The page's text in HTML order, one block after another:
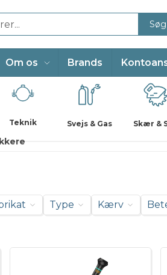
Søg
Om os Brands
Teknik Svejs & Gas Skær &
Type Kærv